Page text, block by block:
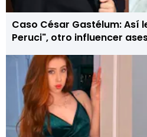
Caso César Gastélum: Así
Peruci", otro influencer